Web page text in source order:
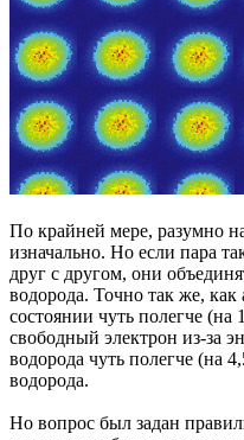
По крайней мере, разумно
изначально. Но если пара
друг с другом, они
водорода. Точно так же,
состоянии чуть полегче
свободный электрон из-за
водорода чуть полегче (на
водорода.
Но вопрос был задан